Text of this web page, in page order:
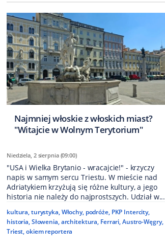
Najmniej włoskie z włoskich miast?
"Witajcie w Wolnym Terytorium"
Niedziela, 2 sierpnia (09:00)
"USA i Wielka Brytanio - wracajcie!" - krzyczy
napis w samym sercu Triestu. W mieście nad
Adriatykiem krzyżują się różne kultury, a jego
historia nie należy do najprostszych. Udział w...
kultura,turystyka,Włochy, podróże, PKP Intercity,
historia,Słowenia,architektura, Ferrari,Austro-Węgry,
Triest,okiem reportera